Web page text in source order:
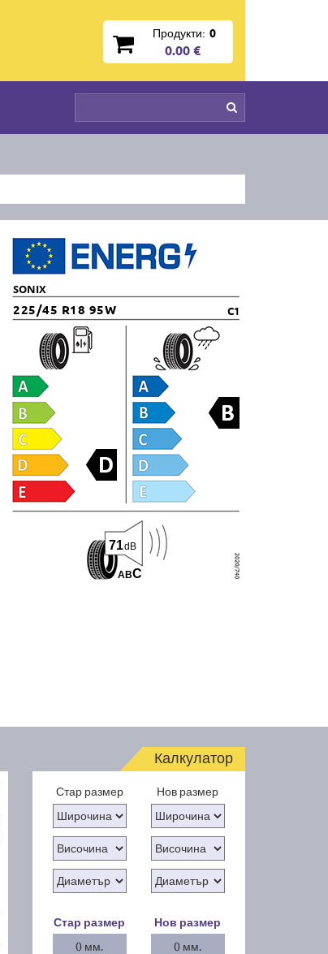
Продукти: 0
0.00 €
SONIX
225/45 R18 95W C1
ABC
71dB
Калкулатор
Стар размер Нов размер
Стар размер
0 мм.
Нов размер
0 мм.